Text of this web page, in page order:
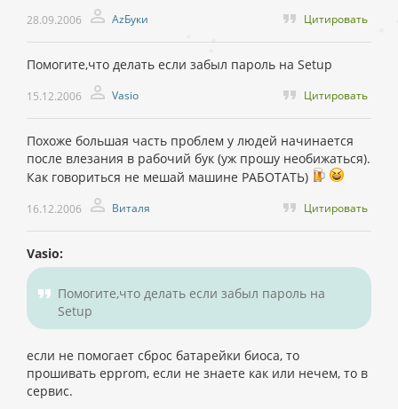
28.09.2006 AzБуки Цитировать
Помогите,что делать если забыл пароль на Setup
15.12.2006 Vasio Цитировать
Похоже большая часть проблем у людей начинается
после влезания в рабочий бук (уж прошу необижаться).
Как говориться не мешай машине РАБОТАТЬ)
16.12.2006 Виталя Цитировать
Vasio:
Помогите,что делать если забыл пароль на
Setup
если не помогает сброс батарейки биоса, то
прошивать epprom, если не знаете как или нечем, то в
сервис.